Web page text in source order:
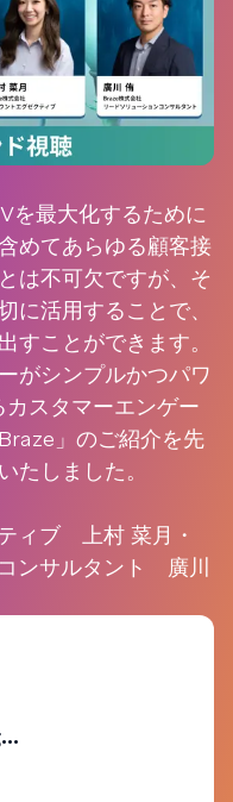
を最大化するために
めてあらゆる顧客接
は不可欠ですが、そ
に活用することで、
すことができます。
がシンプルかつパワ
スタマーエンゲー
」のご紹介を先
たしました。
ィブ 上村 菜月・
ンサルタント 廣川